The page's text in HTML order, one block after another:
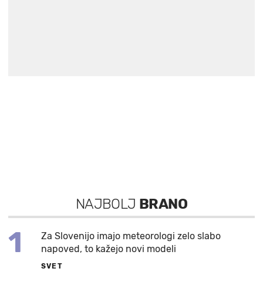
NAJBOLJ BRANO
1
Za Slovenijo imajo meteorologi zelo slabo
napoved, to kažejo novi modeli
SVET